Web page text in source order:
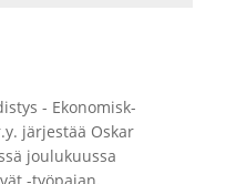
- Ekonomisk-
järjestää Oskar
joulukuussa